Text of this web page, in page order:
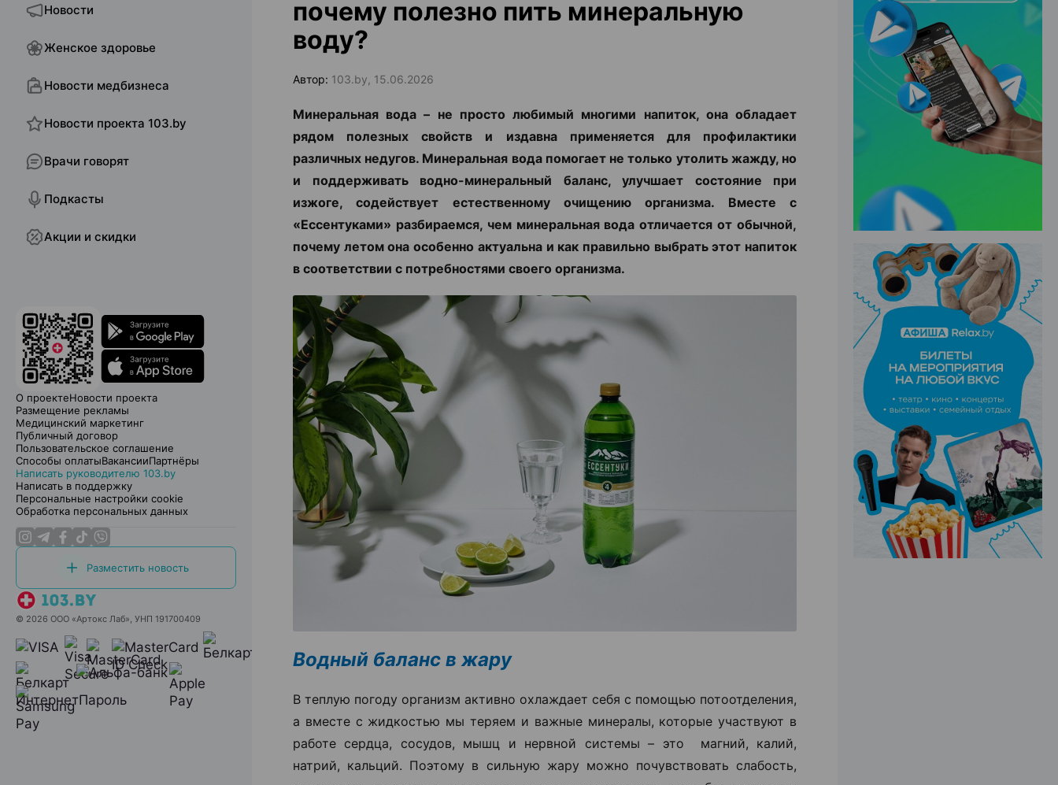
Новости
Женское здоровье
Новости медбизнеса
Новости проекта 103.by
Врачи говорят
Подкасты
Акции и скидки
О проектеНовости проекта
Размещение рекламы
Медицинский маркетинг
Публичный договор
Пользовательское соглашение
Способы оплатыВакансииПартнёры
Написать руководителю 103.by
Написать в поддержку
Персональные настройки cookie
Обработка персональных данных
Разместить новость
© 2026 ООО «Артокс Лаб», УНП 191700409
почему полезно пить минеральную
воду?
Автор: 103.by, 15.06.2026
Минеральная вода – не просто любимый многими напиток, она обладает
рядом полезных свойств и издавна применяется для профилактики
различных недугов. Минеральная вода помогает не только утолить жажду, но
и поддерживать водно-минеральный баланс, улучшает состояние при
изжоге, содействует естественному очищению организма. Вместе с
«Ессентуками» разбираемся, чем минеральная вода отличается от обычной,
почему летом она особенно актуальна и как правильно выбрать этот напиток
в соответствии с потребностями своего организма.
Водный баланс в жару
В теплую погоду организм активно охлаждает себя с помощью потоотделения,
а вместе с жидкостью мы теряем и важные минералы, которые участвуют в
работе сердца, сосудов, мышц и нервной системы – это магний, калий,
натрий, кальций. Поэтому в сильную жару можно почувствовать слабость,
ЭФФЕКТИВНАЯ РЕКЛАМА НА САЙТЕ
ЭФФЕКТИВНАЯ РЕКЛАМА НА САЙТЕ